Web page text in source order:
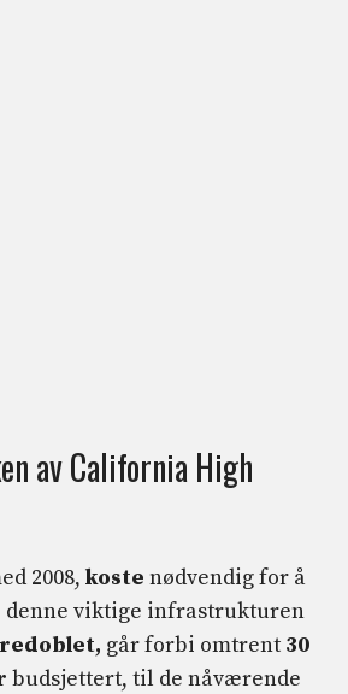
av California High
2008, koste nødvendig for å
denne viktige infrastrukturen
går forbi omtrent 30
budsjettert, til de nåværende